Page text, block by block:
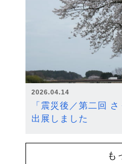
2026.04.14
「震災後／第二回
出展しました
も